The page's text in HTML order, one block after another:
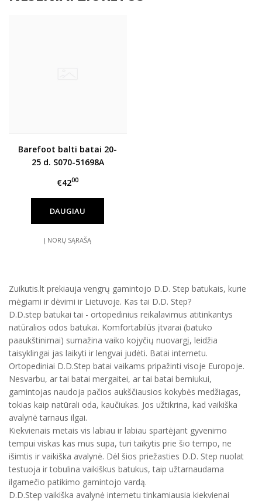
Barefoot balti batai 20-
25 d. S070-51698A
€4200
DAUGIAU
Į NORŲ SĄRAŠĄ
Zuikutis.lt prekiauja vengrų gamintojo D.D. Step batukais, kurie
mėgiami ir dėvimi ir Lietuvoje. Kas tai D.D. Step?
D.D.step batukai tai - ortopedinius reikalavimus atitinkantys
natūralios odos batukai. Komfortabilūs įtvarai (batuko
paaukštinimai) sumažina vaiko kojyčių nuovargį, leidžia
taisyklingai jas laikyti ir lengvai judėti. Batai internetu.
Ortopediniai D.D.Step batai vaikams pripažinti visoje Europoje.
Nesvarbu, ar tai batai mergaitei, ar tai batai berniukui,
gamintojas naudoja pačios aukščiausios kokybės medžiagas,
tokias kaip natūrali oda, kaučiukas. Jos užtikrina, kad vaikiška
avalynė tarnaus ilgai.
Kiekvienais metais vis labiau ir labiau spartėjant gyvenimo
tempui viskas kas mus supa, turi taikytis prie šio tempo, ne
išimtis ir vaikiška avalynė. Dėl šios priežasties D.D. Step nuolat
testuoja ir tobulina vaikiškus batukus, taip užtarnaudama
ilgamečio patikimo gamintojo vardą.
D.D.Step vaikiška avalynė internetu tinkamiausia kiekvienai